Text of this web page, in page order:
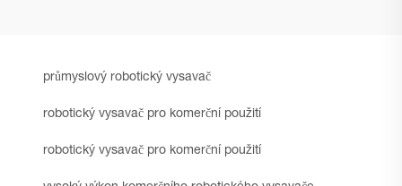
průmyslový robotický vysavač
robotický vysavač pro komerční použití
robotický vysavač pro komerční použití